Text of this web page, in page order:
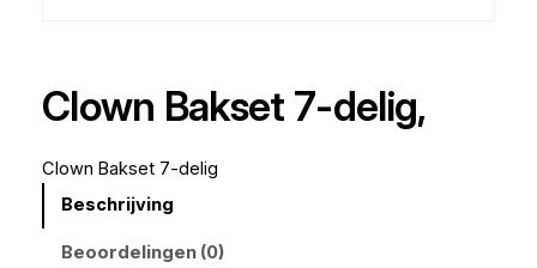
Clown Bakset 7-delig,
Clown Bakset 7-delig
Beschrijving
Beoordelingen (0)